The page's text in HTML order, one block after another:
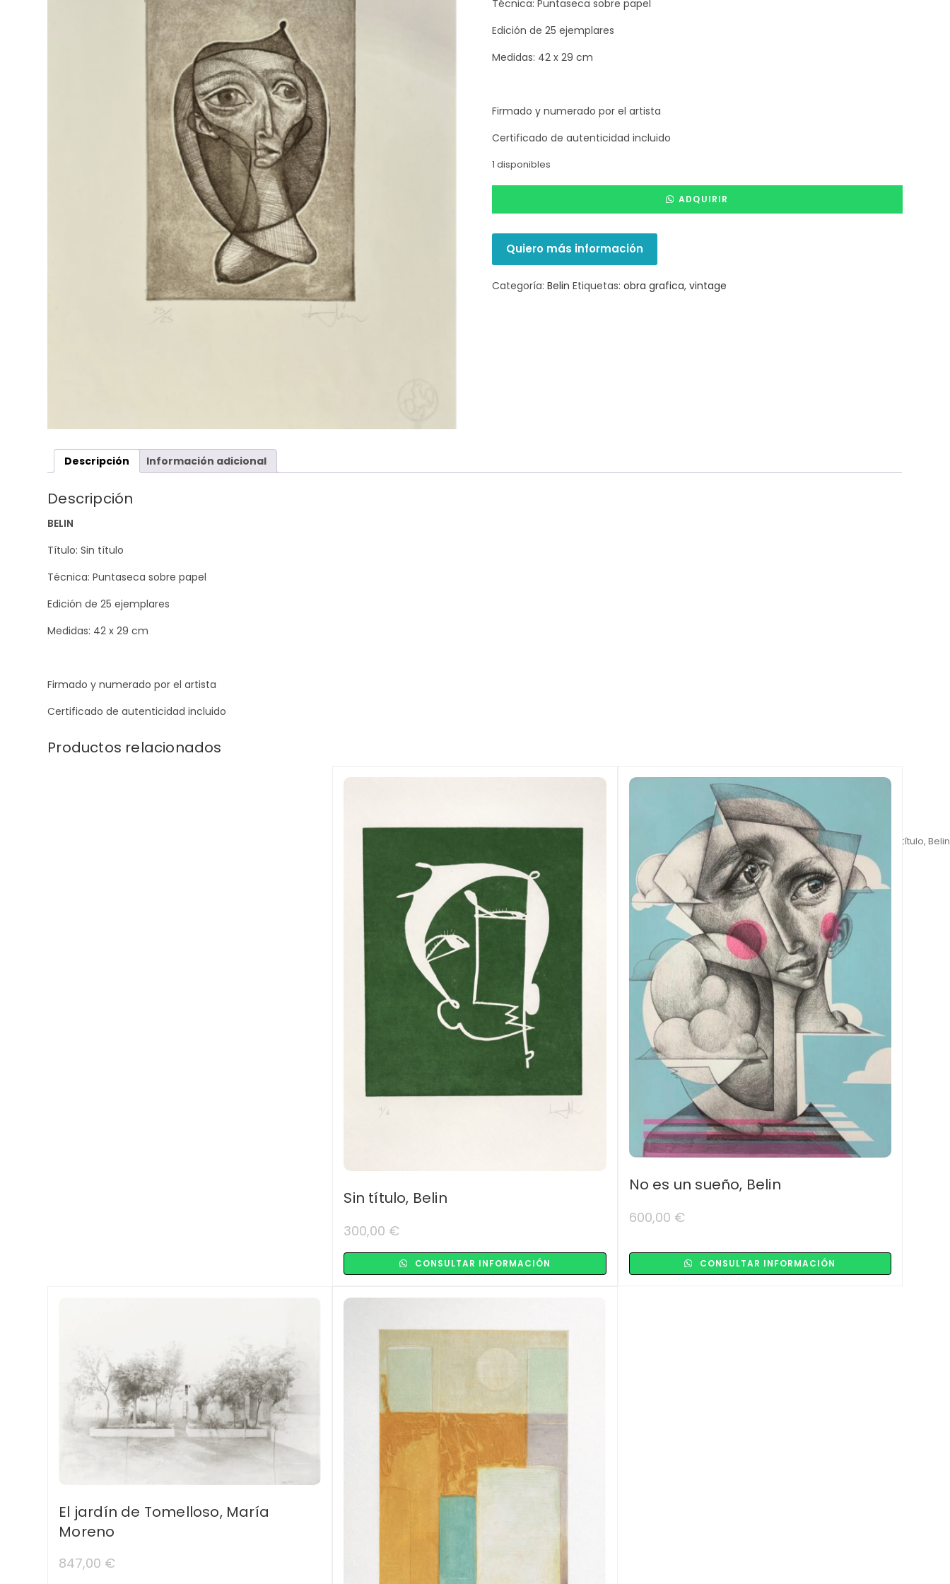
Inicio Belin Sin título, Belin
Técnica: Puntaseca sobre papel
Edición de 25 ejemplares
Medidas: 42 x 29 cm
Firmado y numerado por el artista
Certificado de autenticidad incluido
1 disponibles
ADQUIRIR
Quiero más información
Categoría:Belin Etiquetas:obra grafica,vintage
Descripción Información adicional
Descripción
BELIN
Título: Sin título
Técnica: Puntaseca sobre papel
Edición de 25 ejemplares
Medidas: 42 x 29 cm
Firmado y numerado por el artista
Certificado de autenticidad incluido
Productos relacionados
Sin título, Belin
300,00 €
CONSULTAR INFORMACIÓN
No es un sueño, Belin
600,00 €
CONSULTAR INFORMACIÓN
El jardín de Tomelloso, María
Moreno
847,00 €